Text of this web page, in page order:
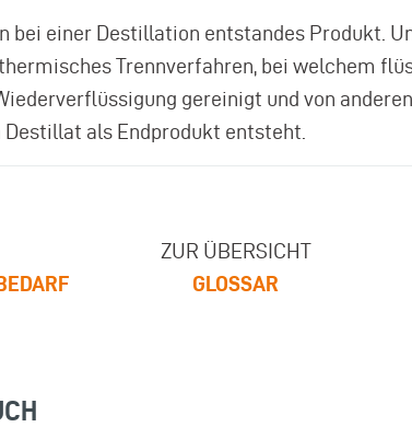
bei einer Destillation entstandes Produkt.
Trennverfahren, bei welchem
gereinigt und von
Destillat als Endprodukt entsteht.
ZUR ÜBERSICHT
GLOSSAR